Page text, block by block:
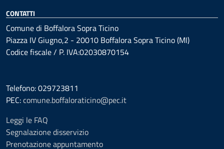
CONTATTI
Comune di Boffalora Sopra Ticino
Piazza IV Giugno,2 - 20010 Boffalora Sopra Ticino (MI)
Codice fiscale / P. IVA:02030870154
Telefono: 029723811
PEC:comune.boffaloraticino@pec.it
Leggi le FAQ
Segnalazione disservizio
Prenotazione appuntamento